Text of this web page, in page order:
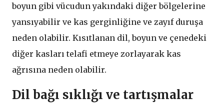
boyun gibi vücudun yakındaki diğer bölgelerine
yansıyabilir ve kas gerginliğine ve zayıf duruşa
neden olabilir. Kısıtlanan dil, boyun ve çenedeki
diğer kasları telafi etmeye zorlayarak kas
ağrısına neden olabilir.
Dil bağı sıklığı ve tartışmalar